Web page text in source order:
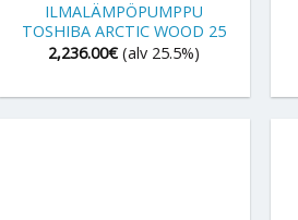
ILMALÄMPÖPUMPPU
TOSHIBA ARCTIC WOOD 25
2,236.00€ (alv 25.5%)